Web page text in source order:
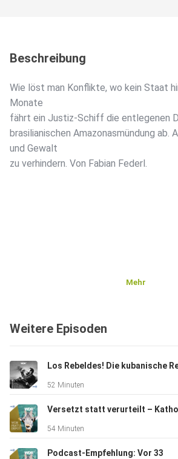
Beschreibung
Wie löst man Konflikte, wo kein Staat
Monate
fährt ein Justiz-Schiff die entlegenen
brasilianischen Amazonasmündung ab.
und Gewalt
zu verhindern. Von Fabian Federl.
Mehr
Weitere Episoden
52 Minuten
54 Minuten
Podcast-Empfehlung: Vor 33